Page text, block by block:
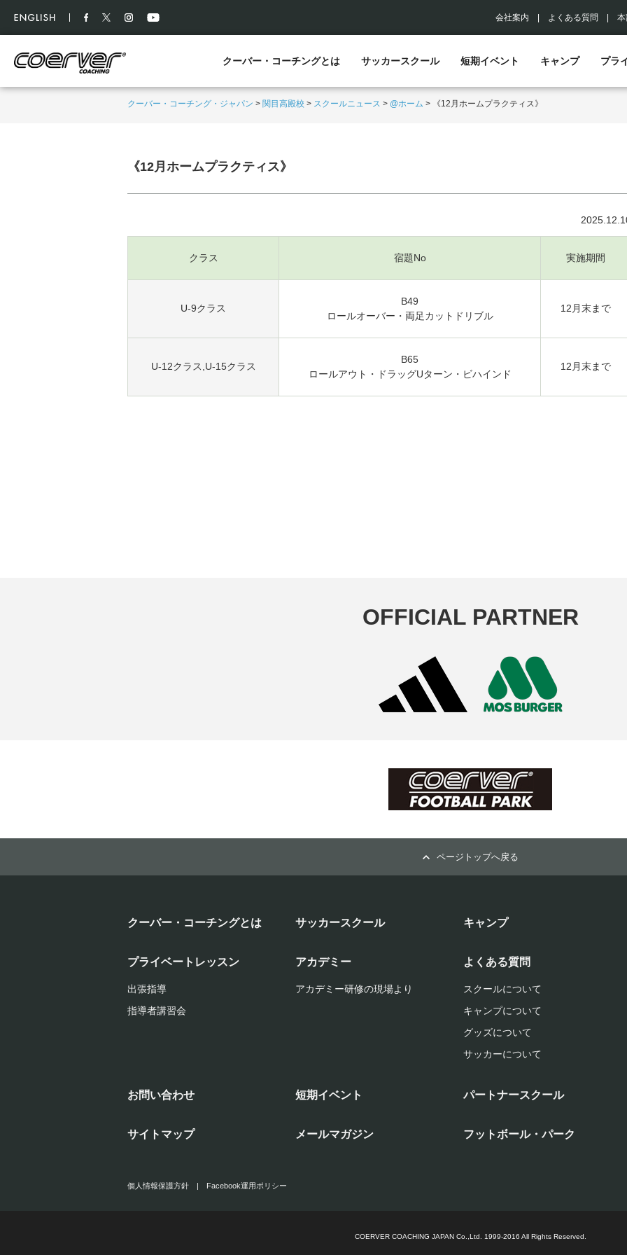
会社案内 よくある質問
クーバー・コーチングとは サッカースクール 短期イベント キャンプ プラ
クーバー・コーチング・ジャパン > 関目高殿校 > スクールニュース > @ホーム > 《12月ホームプラクティス》
《12月ホームプラクティス》
クラス 宿題No 実施期間
U-9クラス
B49
ロールオーバー・両足カットドリブル
12月末まで
U-12クラス,U-15クラス
B65
ロールアウト・ドラッグUターン・ビハインド
12月末まで
OFFICIAL PARTNER
ページトップへ戻る
クーバー・コーチングとは サッカースクール キャンプ
プライベートレッスン
出張指導
指導者講習会
アカデミー
アカデミー研修の現場より
よくある質問
スクールについて
キャンプについて
グッズについて
サッカーについて
お問い合わせ 短期イベント パートナースクール
サイトマップ メールマガジン フットボール・パーク
個人情報保護方針 | Facebook運用ポリシー
COERVER COACHING JAPAN Co.,Ltd. 1999-2016 All Rights Reserved.